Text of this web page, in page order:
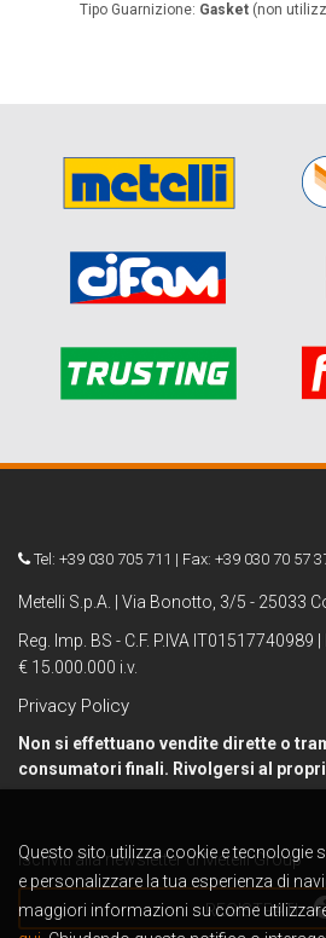
Tipo Guarnizione: Gasket (non
Tel: +39 030 705 711 | Fax: +39 030 70 57
Metelli S.p.A. | Via Bonotto, 3/5 - 25033
Reg. Imp. BS - C.F. P.IVA IT01517740989
€ 15.000.000 i.v.
Privacy Policy
Non si effettuano vendite dirette o
consumatori finali. Rivolgersi al
Iscriviti alla newsletter di Metelli Group
REGISTRATI
Questo sito utilizza cookie e tecnologie
e personalizzare la tua esperienza di
maggiori informazioni su come